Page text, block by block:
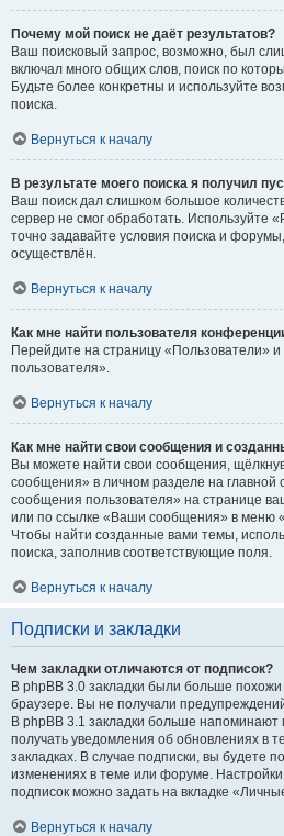
Почему мой поиск не даёт результатов?
Ваш поисковый запрос, возможно, был
включал много общих слов, поиск по
Будьте более конкретны и используйте
поиска.
Вернуться к началу
В результате моего поиска я получил
Ваш поиск дал слишком большое
сервер не смог обработать. Используйте
точно задавайте условия поиска и
осуществлён.
Вернуться к началу
Как мне найти пользователя
Перейдите на страницу «Пользователи»
пользователя».
Вернуться к началу
Как мне найти свои сообщения и
Вы можете найти свои сообщения,
сообщения» в личном разделе на главной
сообщения пользователя» на странице
или по ссылке «Ваши сообщения» в меню
Чтобы найти созданные вами темы,
поиска, заполнив соответствующие поля.
Вернуться к началу
Подписки и закладки
Чем закладки отличаются от подписок?
В phpBB 3.0 закладки были больше
браузере. Вы не получали
В phpBB 3.1 закладки больше
получать уведомления об обновлениях в
закладках. В случае подписки, вы будете
изменениях в теме или форуме.
подписок можно задать на вкладке
Вернуться к началу